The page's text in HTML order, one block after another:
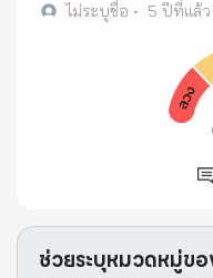
ไม่ระบุชื่อ • 5 ปีที่แล้ว
ช่วยระบุหมวดหมู่ข